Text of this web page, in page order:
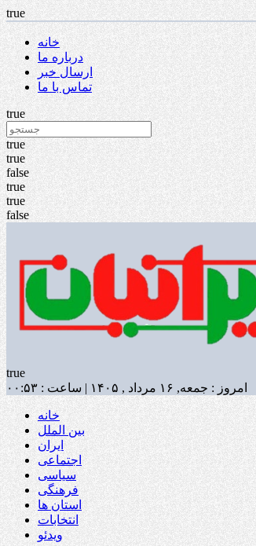
true
خانه
درباره ما
ارسال خبر
تماس با ما
true
true
true
false
true
true
false
true
امروز : جمعه, ۱۶ مرداد , ۱۴۰۵ | ساعت : ۰۰:۵۳
خانه
بین الملل
ایران
اجتماعی
سیاسی
فرهنگی
استان ها
انتخابات
ویدئو